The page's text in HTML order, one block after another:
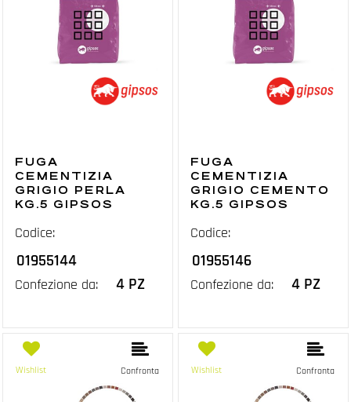
FUGA
CEMENTIZIA
GRIGIO PERLA
KG.5 GIPSOS
Codice:
01955144
Confezione da: 4 PZ
FUGA
CEMENTIZIA
GRIGIO CEMENTO
KG.5 GIPSOS
Codice:
01955146
Confezione da: 4 PZ
Wishlist Confronta Wishlist Confronta